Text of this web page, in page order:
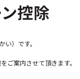
控除
）です。
ご案内させて頂きます。